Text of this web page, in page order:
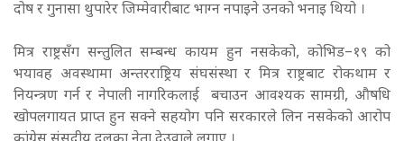
दोष र गुनासा थुपारेर जिम्मेवारीबाट भाग्न नपाइने उनको भनाइ थियो ।
मित्र राष्ट्रसँग सन्तुलित सम्बन्ध कायम हुन नसकेको, कोभिड–१९ को
भयावह अवस्थामा अन्तरराष्ट्रिय संघसंस्था र मित्र राष्ट्रबाट रोकथाम र
नियन्त्रण गर्न र नेपाली नागरिकलाई बचाउन आवश्यक सामग्री, औषधि
खोपलगायत प्राप्त हुन सक्ने सहयोग पनि सरकारले लिन नसकेको आरोप